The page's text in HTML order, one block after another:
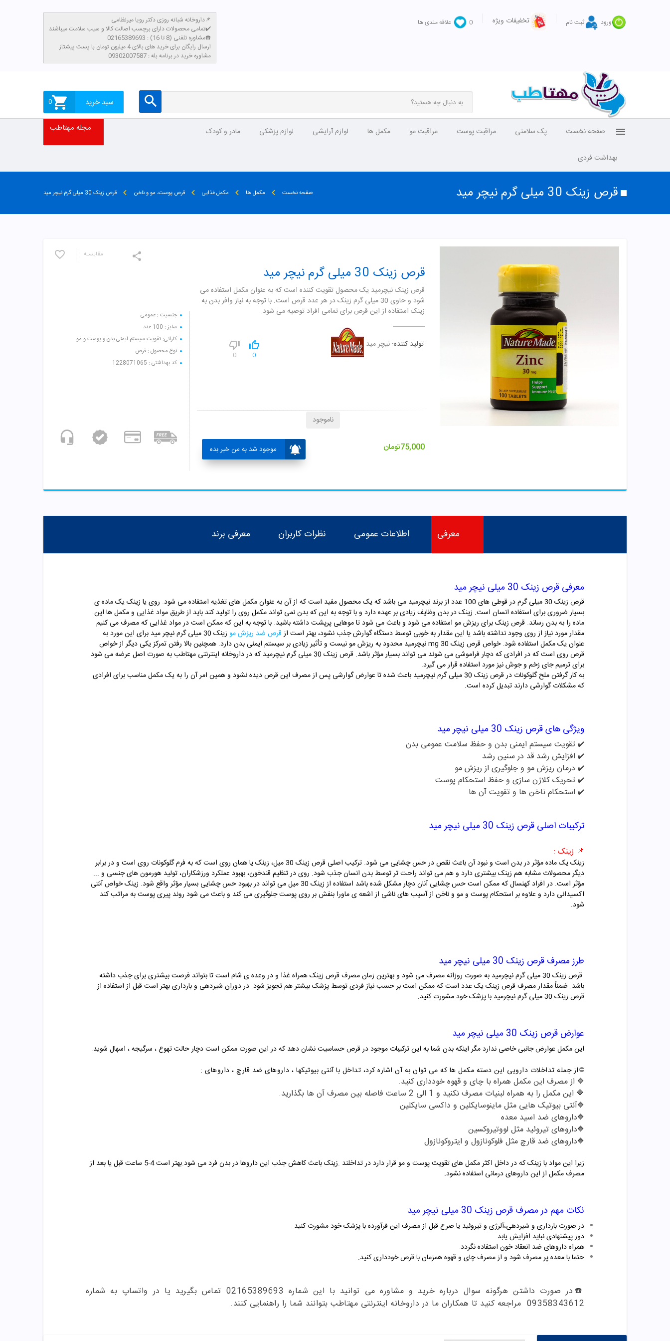
ورود ثبت نام تخفیفات ویژه 0 علاقه مندی ها
داروخانه شبانه روزی دکتر رویا میرنظامی📌
تمامی محصولات دارای برچسب اصالت کالا و سیب سلامت میباشند✔️
مشاوره تلفنی (8 تا 16) : 02165389693☎️
​ارسال رایگان برای خرید های بالای 4 میلیون تومان با پست پیشتاز
مشاوره خرید در برنامه بله : 09302007587
سبد خرید 0
صفحه نخست پک سلامتی مراقبت پوست مراقبت مو مکمل ها لوازم آرایشی لوازم پزشکی مادر و کودک
بهداشت فردی
مجله مهتاطب
قرص زینک 30 میلی گرم نیچر مید صفحه نخست مکمل ها مکمل غذایی قرص پوست، مو و ناخن قرص زینک 30 میلی گرم نیچر مید
مقایسـه
جنسیت : عمومی
سایز : 100 عدد
کارائی: تقویت سیستم ایمنی بدن و پوست و مو
نوع محصول : قرص
کد بهداشتی : 1228071065
قرص زینک 30 میلی گرم نیچر مید
قرص زینک نیچرمید یک محصول تقویت کننده است که به عنوان مکمل استفاده می
شود و حاوی 30 میلی گرم زینک در هر عدد قرص است. با توجه به نیاز وافر بدن به
زینک استفاده از این قرص برای تمامی افراد توصیه می شود.
تولید کننده: نیچر مید
0
0
75,000تومان موجود شد به من خبر بده
ناموجود
معرفی اطلاعات عمومی نظرات کاربران معرفی برند
معرفی قرص زینک 30 میلی نیچر مید
قرص زینک 30 میلی گرم در قوطی های 100 عدد از برند نیچرمید می باشد که یک محصول مفید است که از آن به عنوان مکمل های تغذیه استفاده می شود. روی یا زینک یک ماده ی
بسیار ضروری برای استفاده انسان است. زینک در بدن وظایف زیادی بر عهده دارد و با توجه به این که بدن نمی تواند مکمل روی را تولید کند باید از طریق مواد غذایی و مکمل ها این
ماده را به بدن رساند. قرص زینک برای ریزش مو استفاده می شود و باعث می شود تا موهایی پرپشت داشته باشید. با توجه به این که ممکن است در مواد غذایی که مصرف می کنیم
مقدار مورد نیاز از روی وجود نداشته باشد یا این مقدار به خوبی توسط دستگاه گوارش جذب نشود، بهتر است ازقرص ضد ریزش مو
زینک 30 میلی گرم نیچر مید برای این مورد به
عنوان یک مکمل استفاده شود. خواص قرص زینک 30 mg نیچرمید محدود به ریزش مو نیست و تأثیر زیادی بر سیستم ایمنی بدن دارد. همچنین بالا رفتن تمرکز یکی دیگر از خواص
قرص روی است که در افرادی که دچار فراموشی می شوند می تواند بسیار مؤثر باشد. قرص زینک 30 میلی گرم نیچرمید که در داروخانه اینترنتی مهتاطب به صورت اصل عرضه می شود
برای ترمیم جای زخم و جوش نیز مورد استفاده قرار می گیرد.
به کار گرفتن ملح گلوکونات در قرص زینک 30 میلی گرم نیچرمید باعث شده تا عوارض گوارشی پس از مصرف این قرص دیده نشود و همین امر آن را به یک مکمل مناسب برای افرادی
که مشکلات گوارشی دارند تبدیل کرده است.
ویژگی هایقرص زینک 30 میلی نیچر مید
✔️ تقویت سیستم ایمنی بدن و حفظ سلامت عمومی بدن
✔️ افزایش رشد قد در سنین رشد
✔️ درمان ریزش مو و جلوگیری از ریزش مو
✔️ تحریک کلاژن سازی و حفظ استحکام پوست
✔️ استحکام ناخن ها و تقویت آن ها
ترکیبات اصلی قرص زینک 30 میلی نیچر مید
📌 زینک :
زینک یک ماده مؤثر در بدن است و نبود آن باعث نقص در حس چشایی می شود. ترکیب اصلی قرص زینک 30 میل، زینک یا همان روی است که به فرم گلوکونات روی است و در برابر
دیگر محصولات مشابه هم زینک بیشتری دارد و هم می تواند راحت تر توسط بدن انسان جذب شود. روی در تنظیم قندخون، بهبود عملکرد ورزشکاران، تولید هورمون های جنسی و ...
مؤثر است. در افراد کهنسال که ممکن است حس چشایی آنان دچار مشکل شده باشد استفاده از زینک 30 میل می تواند در بهبود حس چشایی بسیار مؤثر واقع شود. زینک خواص آنتی
اکسیدانی دارد و علاوه بر استحکام پوست و مو و ناخن از آسیب های ناشی از اشعه ی ماورا بنفش بر روی پوست جلوگیری می کند و باعث می شود روند پیری پوست به مراتب کند
شود.
طرز مصرف قرص زینک 30 میلی نیچر مید
قرص زینک 30 میلی گرم نیچرمید به صورت روزانه مصرف می شود و بهترین زمان مصرف قرص زینک همراه غذا و در وعده ی شام است تا بتواند فرصت بیشتری برای جذب داشته
باشد. ضمناً مقدار مصرف قرص زینک یک عدد است که ممکن است بر حسب نیاز فردی توسط پزشک بیشتر هم تجویز شود. در دوران شیردهی و بارداری بهتر است قبل از استفاده از
قرص زینک 30 میلی گرم نیچرمید با پزشک خود مشورت کنید.
عوارض قرص زینک 30 میلی نیچر مید
این مکمل عوارض جانبی خاصی ندارد مگر اینکه بدن شما به این ترکیبات موجود در قرص حساسیت نشان دهد که در این صورت ممکن است دچار حالت تهوع ، سرگیجه ، اسهال شوید.
⛔️از جمله تداخلات دارویی این دسته مکمل ها که می توان به آن اشاره کرد، تداخل با آنتی بیوتیکها ، داروهای ضد قارچ ، داروهای :
🔷 از مصرف این مکمل همراه با چای و قهوه خودداری کنید.
🔷 این مکمل را به همراه لبنیات مصرف نکنید و 1 الی 2 ساعت فاصله بین مصرف آن ها بگذارید.
🔷آنتی بیوتیک هایی مثل ماینوسایکلین و داکسی سایکلین
🔷داروهای ضد اسید معده
🔷داروهای تیروئید مثل لووتیروکسین
🔷داروهای ضد قارچ مثل فلوکونازول و ایتروکونازول
زیرا این مواد با زینک که در داخل اکثر مکمل های تقویت پوست و مو قرار دارد در تداخلند .زینک باعث کاهش جذب این داروها در بدن فرد می شود.بهتر است 4-5 ساعت قبل یا بعد از
مصرف مکمل از این داروهای درمانی استفاده نشود.
نکات مهم در مصرف قرص زینک 30 میلی نیچر مید
در صورت بارداری و شیردهی،آلرژی و تیروئید یا صرع قبل از مصرف این فرآورده با پزشک خود مشورت کنید
دوز پیشنهادی نباید افزایش یابد
همراه داروهای ضد انعقاد خون استفاده نگردد.
حتما با معده پر مصرف شود و از مصرف چای و قهوه همزمان با قرص خودداری کنید.
☎️در صورت داشتن هرگونه سوال درباره خرید و مشاوره می توانید با این شماره 02165389693 تماس بگیرید یا در واتساپ به شماره
09358343612 مراجعه کنید تا همکاران ما در داروخانه اینترنتی مهتاطب بتوانند شما را راهنمایی کنند.